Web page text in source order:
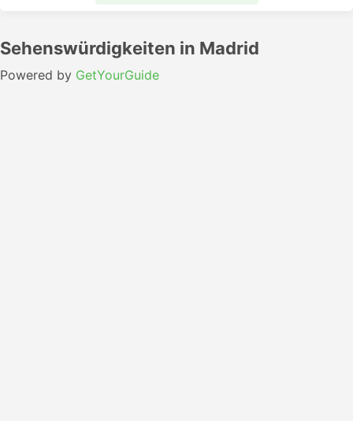
Sehenswürdigkeiten in Madrid
Powered by GetYourGuide